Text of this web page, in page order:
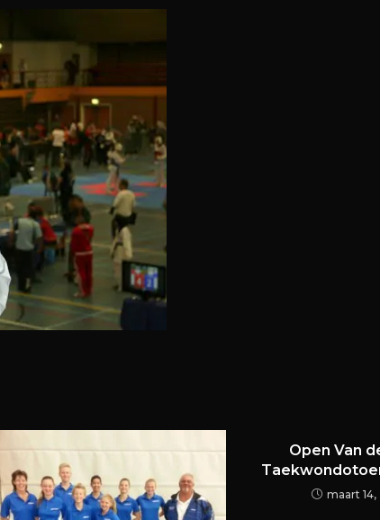
Open Van
maart 14,